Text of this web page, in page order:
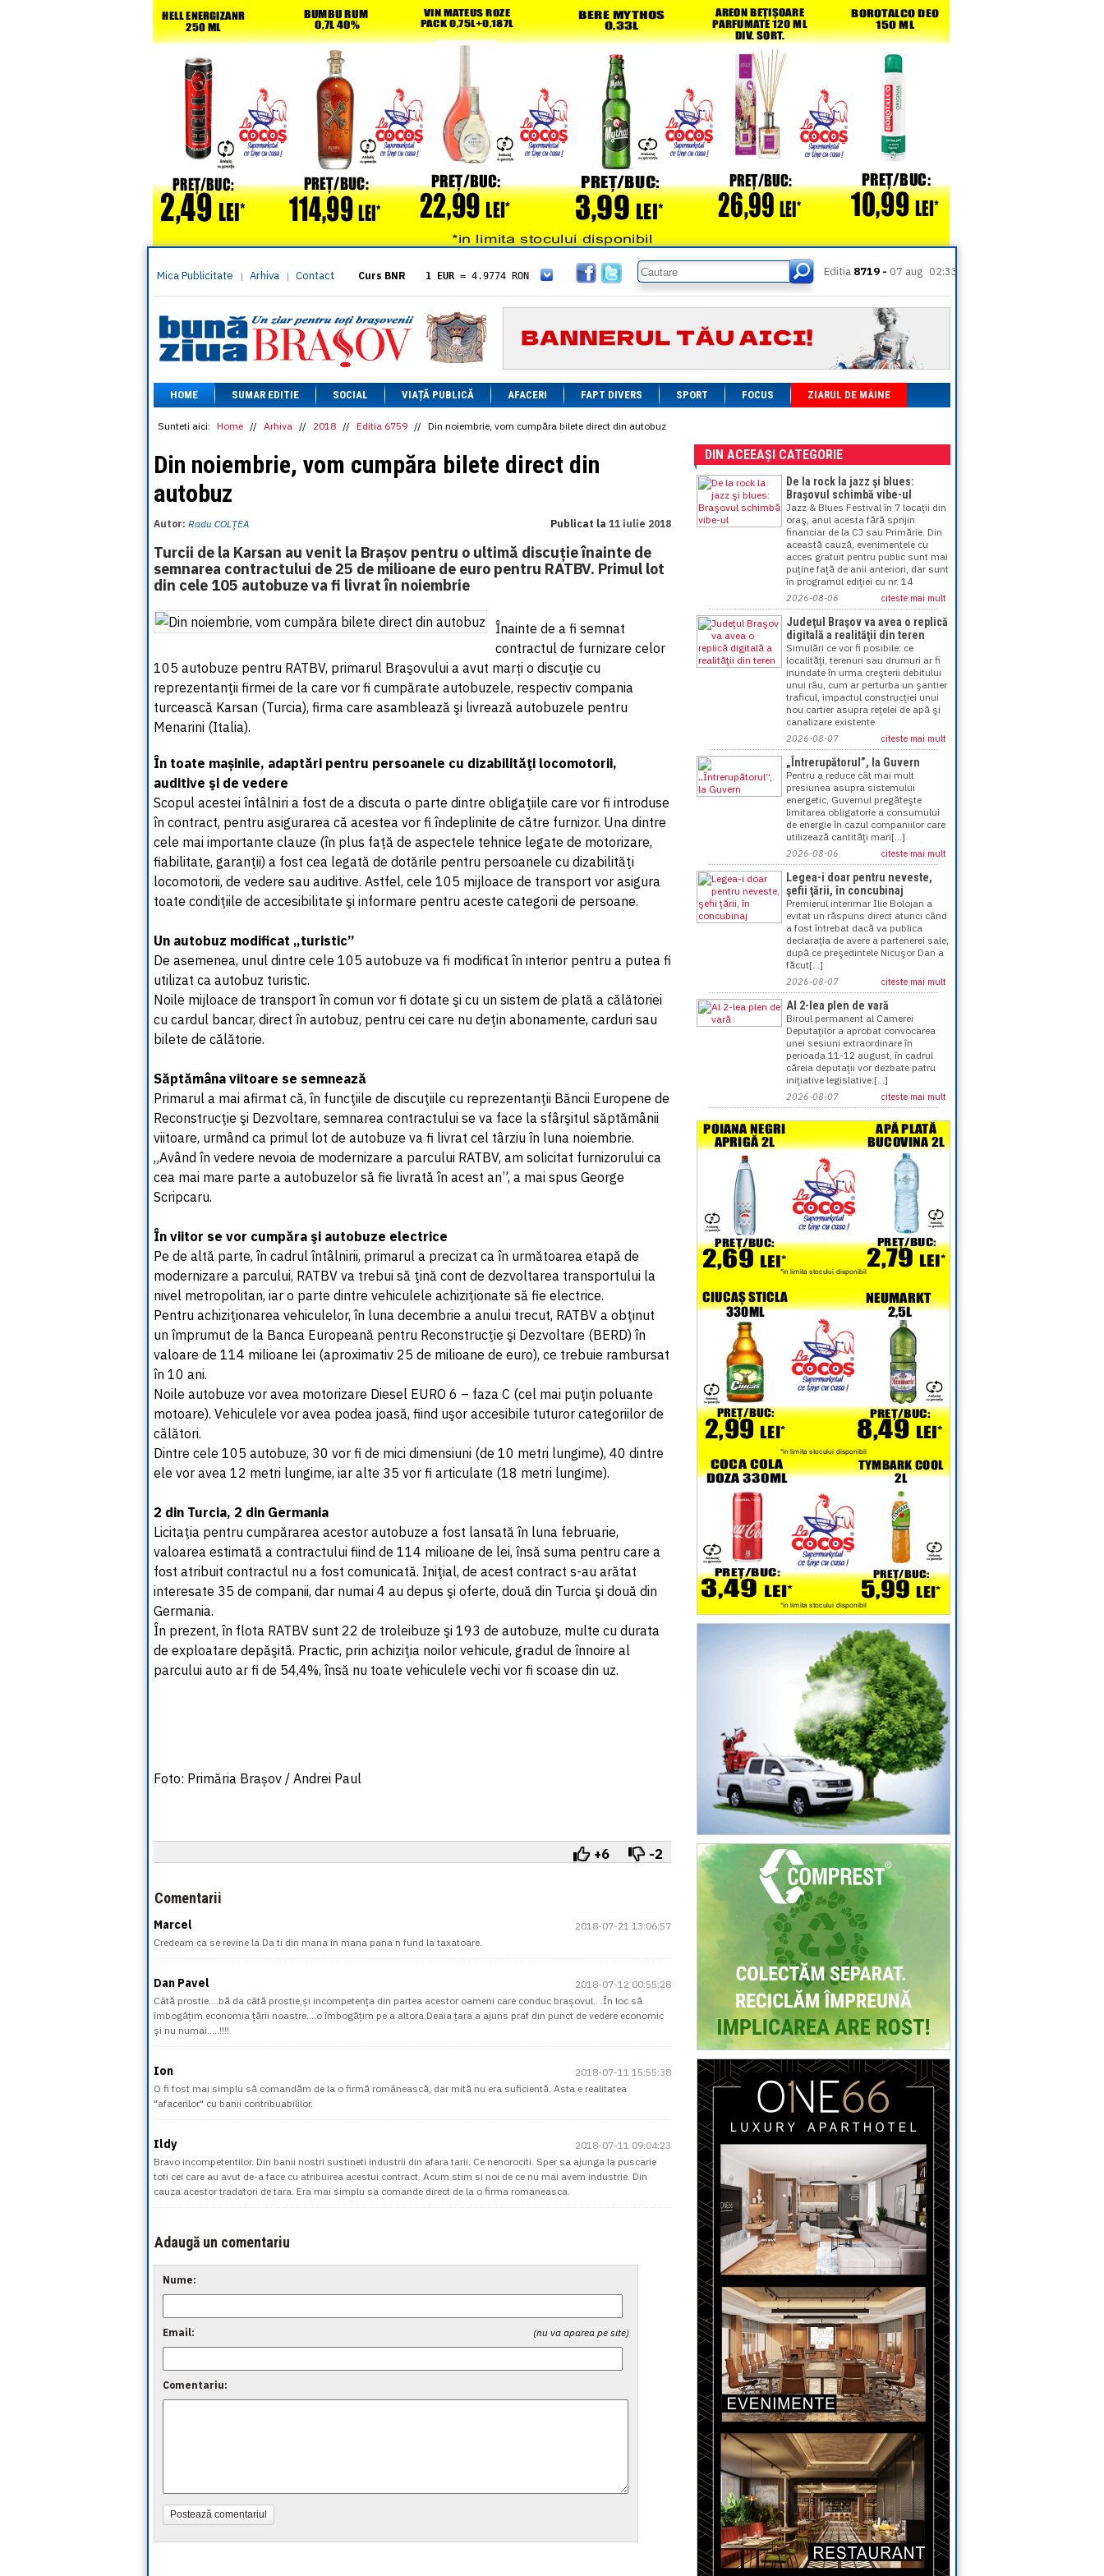
Mica Publicitate | Arhiva | Contact Curs BNR 1 EUR = 4.9774 RON
= 5.8304 RON
1 XAU= 464.4611 RON
1 AED= 1.1933 RON
1 AUD= 2.7957 RON
1 BGN= 2.5449 RON
1 CAD= 3.1559 RON
1 CHF= 5.2813 RON
1 CNY= 0.6015 RON
1 DKK
= 0.6668 RON
1 EGP= 0.0860 RON
1 MXN= 0.2227 RON
1 NOK= 0.4191 RON
1 NZD = 2.6097 RON
1 RSD= 0.0425 RON
1 RUB= 0.0530 RON
= 0.4526 RON
1 TRY
= 0.1141 RON
1 UAH= 0.1048 RON
1 XDR= 5.9383 RON
1 ZAR= 0.2318 RON
Editia 8719 - 07 aug 02:33
HOME SUMAR EDITIE SOCIAL VIAȚĂ PUBLICĂ AFACERI FAPT DIVERS SPORT FOCUS ZIARUL DE MÂINE
Sunteti aici: Home // Arhiva // 2018 // Editia 6759 // Din noiembrie, vom cumpăra bilete direct din autobuz
Din noiembrie, vom cumpăra bilete direct din
autobuz
Autor: Radu COLŢEA Publicat la 11 iulie 2018
Turcii de la Karsan au venit la Brașov pentru o ultimă discuție înainte de
semnarea contractului de 25 de milioane de euro pentru RATBV. Primul lot
din cele 105 autobuze va fi livrat în noiembrie
Înainte de a fi semnat
contractul de furnizare celor
105 autobuze pentru RATBV, primarul Braşovului a avut marți o discuţie cu
reprezentanţii firmei de la care vor fi cumpărate autobuzele, respectiv compania
turcească Karsan (Turcia), firma care asamblează şi livrează autobuzele pentru
Menarini (Italia).
În toate mașinile, adaptări pentru persoanele cu dizabilităţi locomotorii,
auditive şi de vedere
Scopul acestei întâlniri a fost de a discuta o parte dintre obligaţiile care vor fi introduse
în contract, pentru asigurarea că acestea vor fi îndeplinite de către furnizor. Una dintre
cele mai importante clauze (în plus faţă de aspectele tehnice legate de motorizare,
fiabilitate, garanţii) a fost cea legată de dotările pentru persoanele cu dizabilităţi
locomotorii, de vedere sau auditive. Astfel, cele 105 mijloace de transport vor asigura
toate condiţiile de accesibilitate şi informare pentru aceste categorii de persoane.
Un autobuz modificat „turistic”
De asemenea, unul dintre cele 105 autobuze va fi modificat în interior pentru a putea fi
utilizat ca autobuz turistic.
Noile mijloace de transport în comun vor fi dotate şi cu un sistem de plată a călătoriei
cu cardul bancar, direct în autobuz, pentru cei care nu deţin abonamente, carduri sau
bilete de călătorie.
Săptămâna viitoare se semnează
Primarul a mai afirmat că, în funcţiile de discuţiile cu reprezentanţii Băncii Europene de
Reconstrucţie şi Dezvoltare, semnarea contractului se va face la sfârşitul săptămânii
viitoare, urmând ca primul lot de autobuze va fi livrat cel târziu în luna noiembrie.
„Având în vedere nevoia de modernizare a parcului RATBV, am solicitat furnizorului ca
cea mai mare parte a autobuzelor să fie livrată în acest an”, a mai spus George
Scripcaru.
În viitor se vor cumpăra şi autobuze electrice
Pe de altă parte, în cadrul întâlnirii, primarul a precizat ca în următoarea etapă de
modernizare a parcului, RATBV va trebui să ţină cont de dezvoltarea transportului la
nivel metropolitan, iar o parte dintre vehiculele achiziţionate să fie electrice.
Pentru achiziţionarea vehiculelor, în luna decembrie a anului trecut, RATBV a obţinut
un împrumut de la Banca Europeană pentru Reconstrucţie şi Dezvoltare (BERD) în
valoare de 114 milioane lei (aproximativ 25 de milioane de euro), ce trebuie rambursat
în 10 ani.
Noile autobuze vor avea motorizare Diesel EURO 6 – faza C (cel mai puţin poluante
motoare). Vehiculele vor avea podea joasă, fiind uşor accesibile tuturor categoriilor de
călători.
Dintre cele 105 autobuze, 30 vor fi de mici dimensiuni (de 10 metri lungime), 40 dintre
ele vor avea 12 metri lungime, iar alte 35 vor fi articulate (18 metri lungime).
2 din Turcia, 2 din Germania
Licitaţia pentru cumpărarea acestor autobuze a fost lansată în luna februarie,
valoarea estimată a contractului fiind de 114 milioane de lei, însă suma pentru care a
fost atribuit contractul nu a fost comunicată. Iniţial, de acest contract s-au arătat
interesate 35 de companii, dar numai 4 au depus şi oferte, două din Turcia şi două din
Germania.
În prezent, în flota RATBV sunt 22 de troleibuze şi 193 de autobuze, multe cu durata
de exploatare depăşită. Practic, prin achiziţia noilor vehicule, gradul de înnoire al
parcului auto ar fi de 54,4%, însă nu toate vehiculele vechi vor fi scoase din uz.
Foto: Primăria Brașov / Andrei Paul
+6 -2
Comentarii
Marcel
2018-07-21 13:06:57
Credeam ca se revine la Da ti din mana in mana pana n fund la taxatoare.
Dan Pavel
2018-07-12 00:55:28
Câtă prostie....bă da câtă prostie,și incompetența din partea acestor oameni care conduc brașovul.. .În loc să
îmbogățim economia țării noastre....o îmbogățim pe a altora.Deaia țara a ajuns praf din punct de vedere economic
și nu numai.....!!!!
Ion
2018-07-11 15:55:38
O fi fost mai simplu să comandăm de la o firmă românească, dar mită nu era suficientă. Asta e realitatea
"afacerilor" cu banii contribuabililor.
Ildy
2018-07-11 09:04:23
Bravo incompetentilor. Din banii nostri sustineti industrii din afara tarii. Ce nenorociti. Sper sa ajunga la puscarie
toti cei care au avut de-a face cu atribuirea acestui contract. Acum stim si noi de ce nu mai avem industrie. Din
cauza acestor tradatori de tara. Era mai simplu sa comande direct de la o firma romaneasca.
Adaugă un comentariu
Nume:
(nu va aparea pe site)
Email:
Comentariu:
Postează comentariul
DIN ACEEAȘI CATEGORIE
De la rock la jazz şi blues:
Braşovul schimbă vibe-ul
Jazz & Blues Festival în 7 locaţii din
oraş, anul acesta fără sprijin
financiar de la CJ sau Primărie. Din
această cauză, evenimentele cu
acces gratuit pentru public sunt mai
puţine faţă de anii anteriori, dar sunt
în programul ediţiei cu nr. 14
2026-08-06 citeste mai mult
Judeţul Braşov va avea o replică
digitală a realităţii din teren
Simulări ce vor fi posibile: ce
localităţi, terenuri sau drumuri ar fi
inundate în urma creşterii debitului
unui râu, cum ar perturba un şantier
traficul, impactul construcţiei unui
nou cartier asupra reţelei de apă şi
canalizare existente
2026-08-07 citeste mai mult
„Întrerupătorul”, la Guvern
Pentru a reduce cât mai mult
presiunea asupra sistemului
energetic, Guvernul pregăteşte
limitarea obligatorie a consumului
de energie în cazul companiilor care
utilizează cantităţi mari[...]
2026-08-06 citeste mai mult
Legea-i doar pentru neveste,
şefii ţării, în concubinaj
Premierul interimar Ilie Bolojan a
evitat un răspuns direct atunci când
a fost întrebat dacă va publica
declaraţia de avere a partenerei sale,
după ce preşedintele Nicuşor Dan a
făcut[...]
2026-08-07 citeste mai mult
Al 2-lea plen de vară
Biroul permanent al Camerei
Deputaţilor a aprobat convocarea
unei sesiuni extraordinare în
perioada 11-12 august, în cadrul
căreia deputaţii vor dezbate patru
iniţiative legislative:[...]
2026-08-07 citeste mai mult